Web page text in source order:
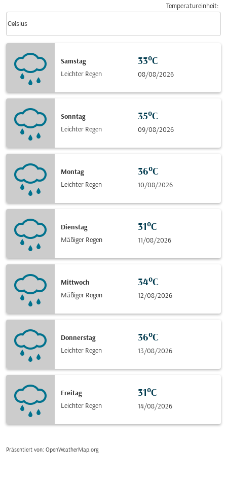
Temperatureinheit:
Celsius
keyboard_arrow_down
Samstag
Leichter Regen
33°C
08/08/2026
Sonntag
Leichter Regen
35°C
09/08/2026
Montag
Leichter Regen
36°C
10/08/2026
Dienstag
Mäßiger Regen
31°C
11/08/2026
Mittwoch
Mäßiger Regen
34°C
12/08/2026
Donnerstag
Leichter Regen
36°C
13/08/2026
Freitag
Leichter Regen
31°C
14/08/2026
Präsentiert von: OpenWeatherMap.org